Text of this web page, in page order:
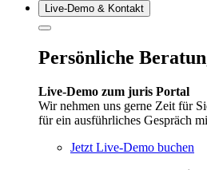
Live‑Demo & Kontakt
Persönliche
Live-Demo zum juris Portal
Wir nehmen uns gerne Zeit für
für ein ausführliches Gespräch
Jetzt Live-Demo buchen